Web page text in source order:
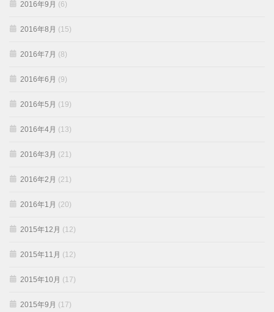
2016年9月 (6)
2016年8月 (15)
2016年7月 (8)
2016年6月 (9)
2016年5月 (19)
2016年4月 (13)
2016年3月 (21)
2016年2月 (21)
2016年1月 (20)
2015年12月 (12)
2015年11月 (12)
2015年10月 (17)
2015年9月 (17)